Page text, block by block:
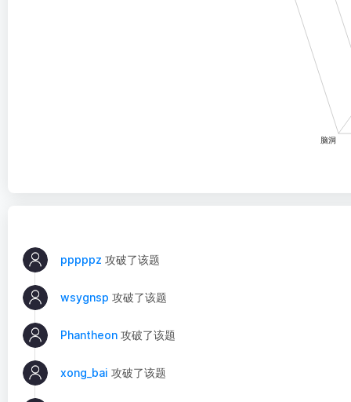
pppppz 攻破了该题
wsygnsp 攻破了该题
Phantheon 攻破了该题
xong_bai 攻破了该题